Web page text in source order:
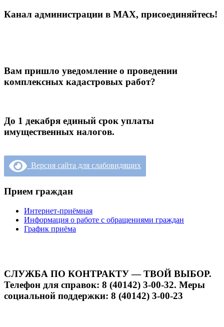
Канал администрации в МАХ, присоединяйтесь!
Вам пришло уведомление о проведении
комплексных кадастровых работ?
До 1 декабря единый срок уплаты
имущественных налогов.
Версия сайта для слабовидящих
Прием граждан
Интернет-приёмная
Информация о работе с обращениями граждан
График приёма
СЛУЖБА ПО КОНТРАКТУ — ТВОЙ ВЫБОР.
Телефон для справок: 8 (40142) 3-00-32. Меры
социальной поддержки: 8 (40142) 3-00-23